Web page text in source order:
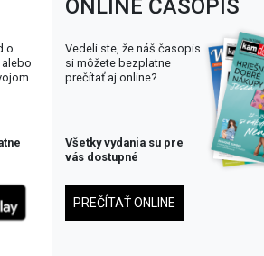
o
ONLINE ČASOPIS
Vedeli ste, že náš časopis
si môžete bezplatne
prečítať aj online?
Všetky vydania su pre
vás dostupné
PREČÍTAŤ ONLINE